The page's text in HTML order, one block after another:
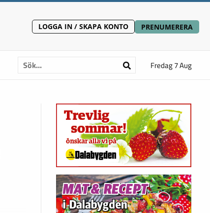
LOGGA IN / SKAPA KONTO PRENUMERERA
Fredag 7 Aug